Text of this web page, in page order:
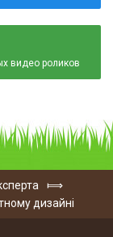
видео роликов
⟾
дизайні